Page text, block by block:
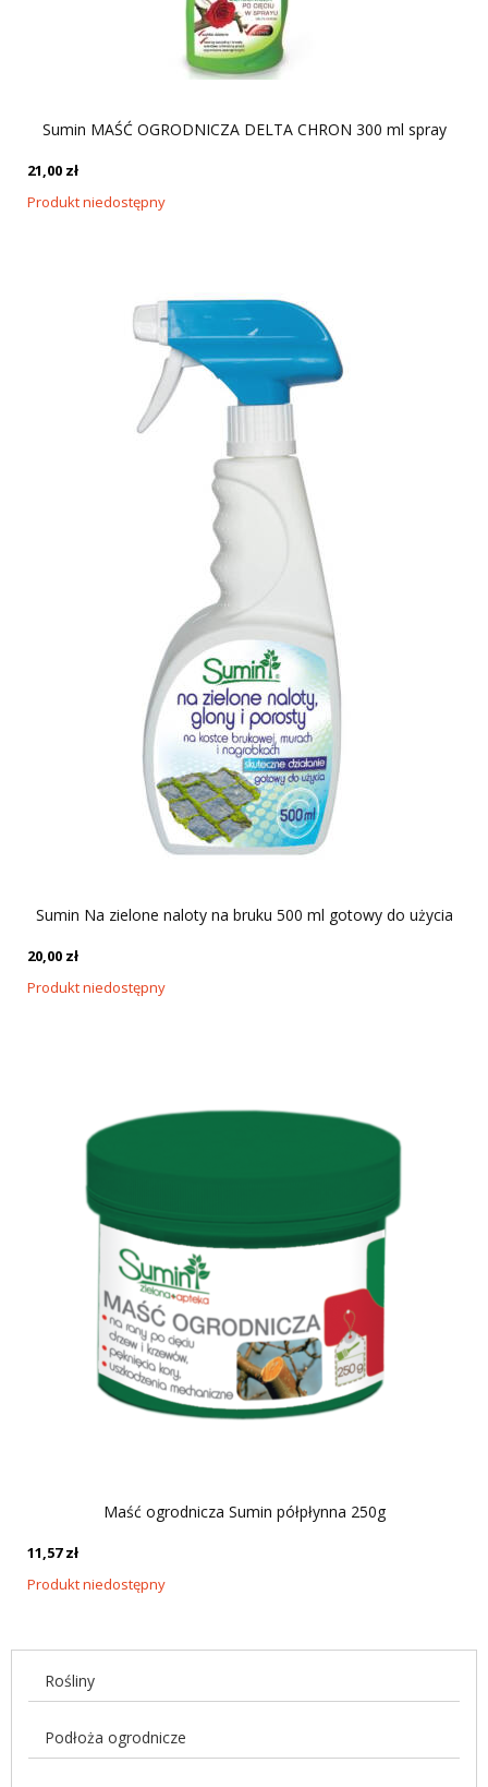
Rośliny
Podłoża ogrodnicze
Sumin MAŚĆ OGRODNICZA DELTA CHRON 300 ml spray
21,00 zł
Produkt niedostępny
Sumin Na zielone naloty na bruku 500 ml gotowy do użycia
20,00 zł
Produkt niedostępny
Maść ogrodnicza Sumin półpłynna 250g
11,57zł
Produkt niedostępny